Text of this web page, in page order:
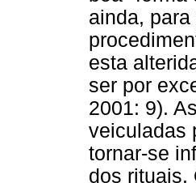
ainda,
esta
ser por
2001: 9).
veiculadas
tornar-se
dos rituais.